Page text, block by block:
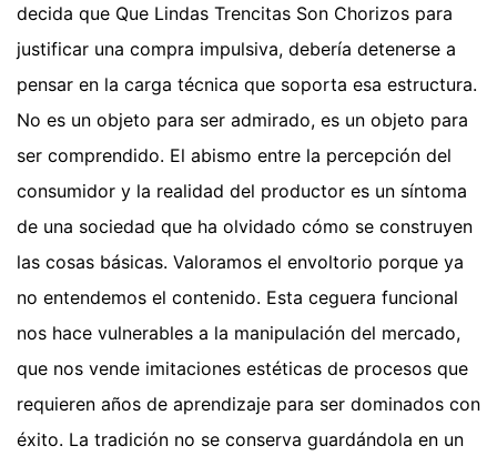
decida que Que Lindas Trencitas Son Chorizos para
justificar una compra impulsiva, debería detenerse a
pensar en la carga técnica que soporta esa estructura.
No es un objeto para ser admirado, es un objeto para
ser comprendido. El abismo entre la percepción del
consumidor y la realidad del productor es un síntoma
de una sociedad que ha olvidado cómo se construyen
las cosas básicas. Valoramos el envoltorio porque ya
no entendemos el contenido. Esta ceguera funcional
nos hace vulnerables a la manipulación del mercado,
que nos vende imitaciones estéticas de procesos que
requieren años de aprendizaje para ser dominados con
éxito. La tradición no se conserva guardándola en un